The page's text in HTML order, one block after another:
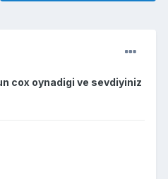
cox oynadigi ve sevdiyiniz